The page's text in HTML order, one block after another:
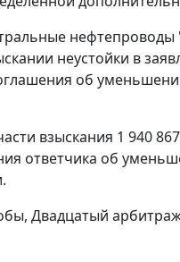
нефтепроводы
неустойки в
об
взыскания 1 940
ответчика об
Двадцатый